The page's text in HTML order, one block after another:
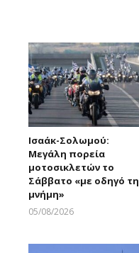
Ισαάκ-Σολωμού:
Μεγάλη πορεία
μοτοσικλετών το
Σάββατο «με οδηγό τη
μνήμη»
05/08/2026